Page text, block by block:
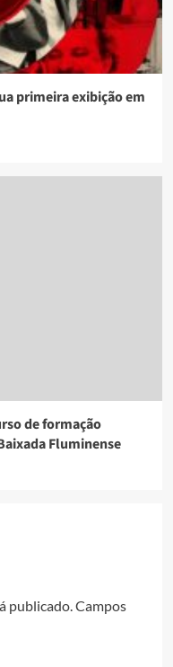
primeira exibição em
de formação
Fluminense
publicado. Campos